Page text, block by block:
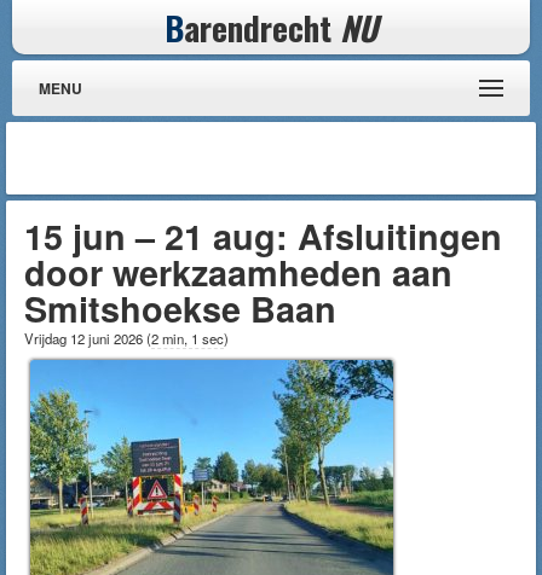
Barendrecht NU
MENU
15 jun – 21 aug: Afsluitingen
door werkzaamheden aan
Smitshoekse Baan
Vrijdag 12 juni 2026(2 min, 1 sec)